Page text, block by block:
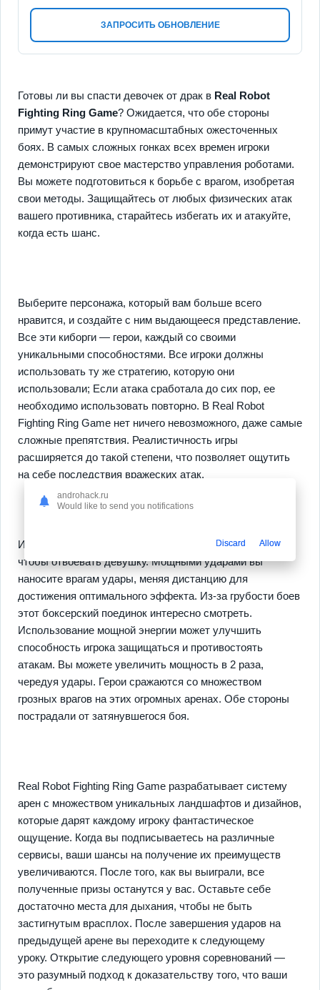
ЗАПРОСИТЬ ОБНОВЛЕНИЕ
Готовы ли вы спасти девочек от драк в Real Robot
Fighting Ring Game? Ожидается, что обе стороны
примут участие в крупномасштабных ожесточенных
боях. В самых сложных гонках всех времен игроки
демонстрируют свое мастерство управления роботами.
Вы можете подготовиться к борьбе с врагом, изобретая
свои методы. Защищайтесь от любых физических атак
вашего противника, старайтесь избегать их и атакуйте,
когда есть шанс.
Выберите персонажа, который вам больше всего
нравится, и создайте с ним выдающееся представление.
Все эти киборги — герои, каждый со своими
уникальными способностями. Все игроки должны
использовать ту же стратегию, которую они
использовали; Если атака сработала до сих пор, ее
необходимо использовать повторно. В Real Robot
Fighting Ring Game нет ничего невозможного, даже самые
сложные препятствия. Реалистичность игры
расширяется до такой степени, что позволяет ощутить
на себе последствия вражеских атак.
Игрок должен использовать решительные действия,
чтобы отвоевать девушку. Мощными ударами вы
наносите врагам удары, меняя дистанцию для
достижения оптимального эффекта. Из-за грубости боев
этот боксерский поединок интересно смотреть.
Использование мощной энергии может улучшить
способность игрока защищаться и противостоять
атакам. Вы можете увеличить мощность в 2 раза,
чередуя удары. Герои сражаются со множеством
грозных врагов на этих огромных аренах. Обе стороны
пострадали от затянувшегося боя.
Real Robot Fighting Ring Game разрабатывает систему
арен с множеством уникальных ландшафтов и дизайнов,
которые дарят каждому игроку фантастическое
ощущение. Когда вы подписываетесь на различные
сервисы, ваши шансы на получение их преимуществ
увеличиваются. После того, как вы выиграли, все
полученные призы останутся у вас. Оставьте себе
достаточно места для дыхания, чтобы не быть
застигнутым врасплох. После завершения ударов на
предыдущей арене вы переходите к следующему
уроку. Открытие следующего уровня соревнований —
это разумный подход к доказательству того, что ваши
androhack.ru
Would like to send you notifications
Discard Allow